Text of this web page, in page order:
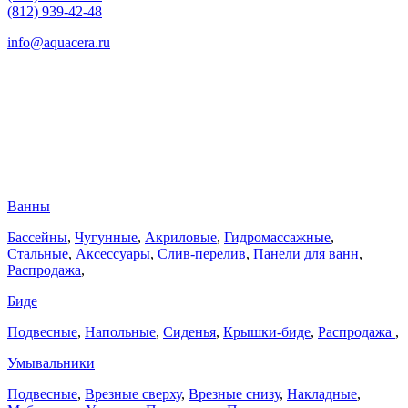
(812) 939-42-48
info@aquacera.ru
Ванны
Бассейны, Чугунные, Акриловые, Гидромассажные,
Стальные, Аксессуары, Слив-перелив, Панели для ванн,
Распродажа,
Биде
Подвесные, Напольные, Сиденья, Крышки-биде, Распродажа ,
Умывальники
Подвесные, Врезные сверху, Врезные снизу, Накладные,